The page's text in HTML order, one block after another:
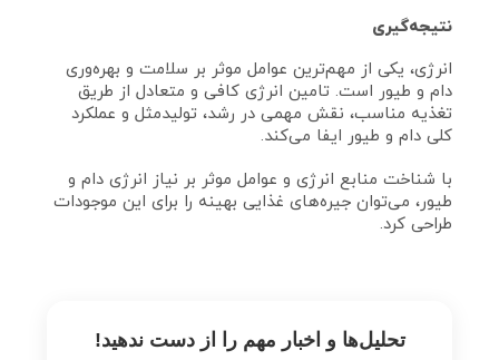
نتیجه‌گیری
انرژی، یکی از مهم‌ترین عوامل موثر بر سلامت و بهره‌وری
دام و طیور است. تامین انرژی کافی و متعادل از طریق
تغذیه مناسب، نقش مهمی در رشد، تولیدمثل و عملکرد
کلی دام و طیور ایفا می‌کند.
با شناخت منابع انرژی و عوامل موثر بر نیاز انرژی دام و
طیور، می‌توان جیره‌های غذایی بهینه را برای این موجودات
طراحی کرد.
تحلیل‌ها و اخبار مهم را از دست ندهید!